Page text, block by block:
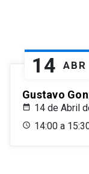
14 ABR
Gustavo
14 de Abril
14:00 a